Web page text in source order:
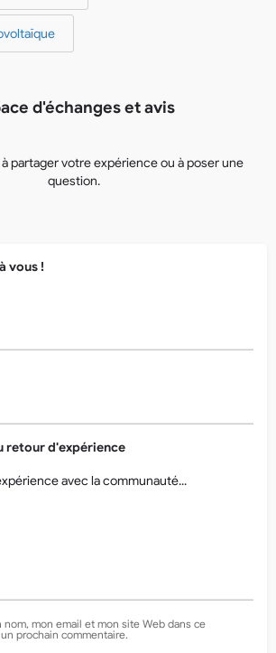
d'échanges et avis
partager votre expérience ou à poser une
question.
vous !
retour d'expérience
nom, mon email et mon site Web dans ce
prochain commentaire.